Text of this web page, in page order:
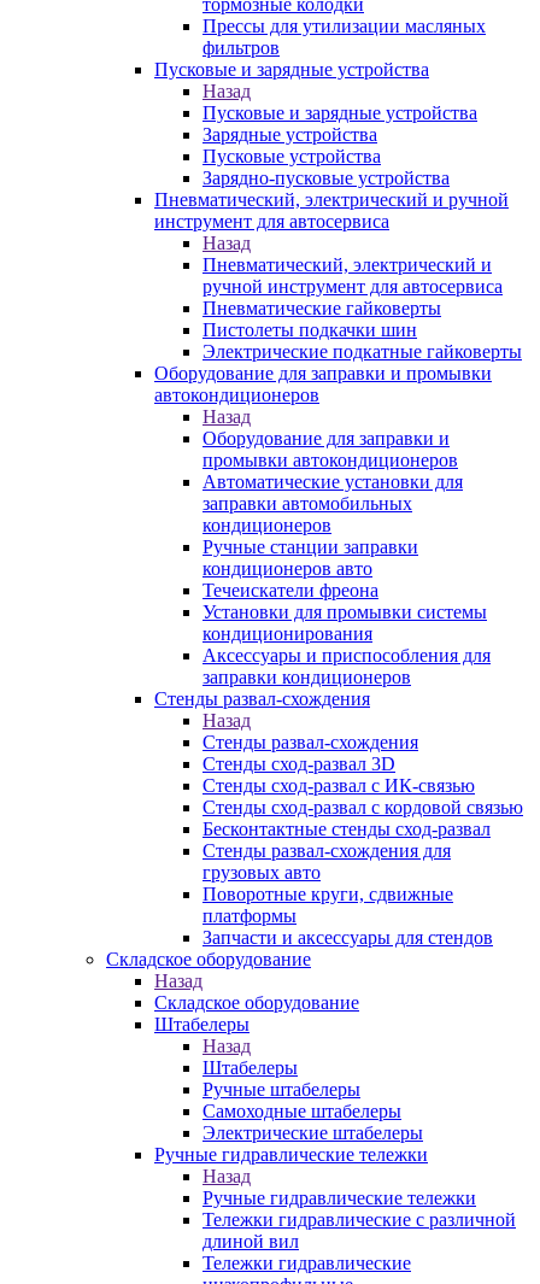
тормозные колодки
Прессы для утилизации масляных
фильтров
Пусковые и зарядные устройства
Назад
Пусковые и зарядные устройства
Зарядные устройства
Пусковые устройства
Зарядно-пусковые устройства
Пневматический, электрический и ручной
инструмент для автосервиса
Назад
Пневматический, электрический и
ручной инструмент для автосервиса
Пневматические гайковерты
Пистолеты подкачки шин
Электрические подкатные гайковерты
Оборудование для заправки и промывки
автокондиционеров
Назад
Оборудование для заправки и
промывки автокондиционеров
Автоматические установки для
заправки автомобильных
кондиционеров
Ручные станции заправки
кондиционеров авто
Течеискатели фреона
Установки для промывки системы
кондиционирования
Аксессуары и приспособления для
заправки кондиционеров
Стенды развал-схождения
Назад
Стенды развал-схождения
Стенды сход-развал 3D
Стенды сход-развал с ИК-связью
Стенды сход-развал с кордовой связью
Бесконтактные стенды сход-развал
Стенды развал-схождения для
грузовых авто
Поворотные круги, сдвижные
платформы
Запчасти и аксессуары для стендов
Складское оборудование
Назад
Складское оборудование
Штабелеры
Назад
Штабелеры
Ручные штабелеры
Самоходные штабелеры
Электрические штабелеры
Ручные гидравлические тележки
Назад
Ручные гидравлические тележки
Тележки гидравлические с различной
длиной вил
Тележки гидравлические